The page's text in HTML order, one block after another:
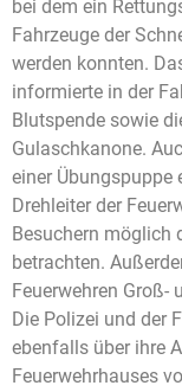
bei dem ein
Fahrzeuge der
werden konnten.
informierte in der
Blutspende sowie
Gulaschkanone.
einer
Drehleiter der
Besuchern möglich
betrachten.
Feuerwehren
Die Polizei und der
ebenfalls über ihre
Feuerwehrhauses